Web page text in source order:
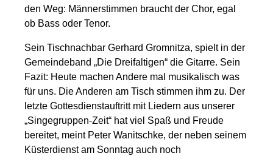
den Weg: Männerstimmen braucht der Chor, egal
ob Bass oder Tenor.
Sein Tischnachbar Gerhard Gromnitza, spielt in der
Gemeindeband „Die Dreifaltigen“ die Gitarre. Sein
Fazit: Heute machen Andere mal musikalisch was
für uns. Die Anderen am Tisch stimmen ihm zu. Der
letzte Gottesdienstauftritt mit Liedern aus unserer
„Singegruppen-Zeit“ hat viel Spaß und Freude
bereitet, meint Peter Wanitschke, der neben seinem
Küsterdienst am Sonntag auch noch